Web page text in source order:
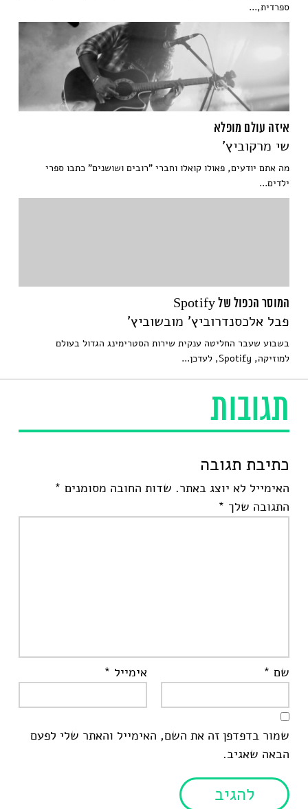
תגובות
כתיבת תגובה
האימייל לא יוצג באתר. שדות החובה מסומנים *
התגובה שלך *
שם * אימייל *
שמור בדפדפן זה את השם, האימייל והאתר שלי לפעם
הבאה שאגיב.
ספרדית,...
איזה עולם מופלא
שי מרקוביץ'
מה אתם יודעים, פאולו קואלו וחברי "רובים ושושנים" כתבו ספרי
ילדים...
המוסר הכפול של Spotify
פבל אלכסנדרוביץ' מובשוביץ'
בשבוע שעבר החליטה ענקית שירות הסטרימינג הגדול בעולם
למוזיקה, Spotify, לעדכן...